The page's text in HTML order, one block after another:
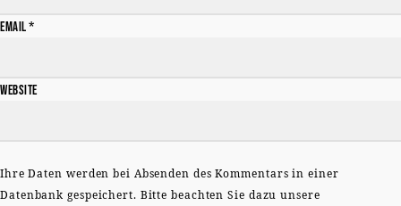
Email*
Website
Ihre Daten werden bei Absenden des Kommentars in einer
Datenbank gespeichert. Bitte beachten Sie dazu unsere